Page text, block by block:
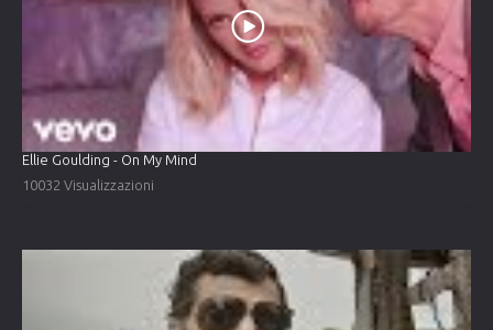
Ellie Goulding - On My Mind
10032 Visualizzazioni